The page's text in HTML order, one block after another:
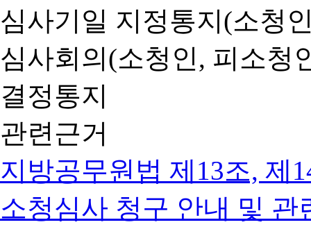
심사기일 지정통지(소청
심사회의(소청인, 피소청
결정통지
관련근거
지방공무원법 제13조, 제
소청심사 청구 안내 및 관